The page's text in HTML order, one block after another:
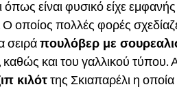
όπως είναι φυσικό είχε
Ο οποίος πολλές φορές
σειράπουλόβερ με
και του γαλλικού τύπου.
κιλόττης Σκιαπαρέλι η